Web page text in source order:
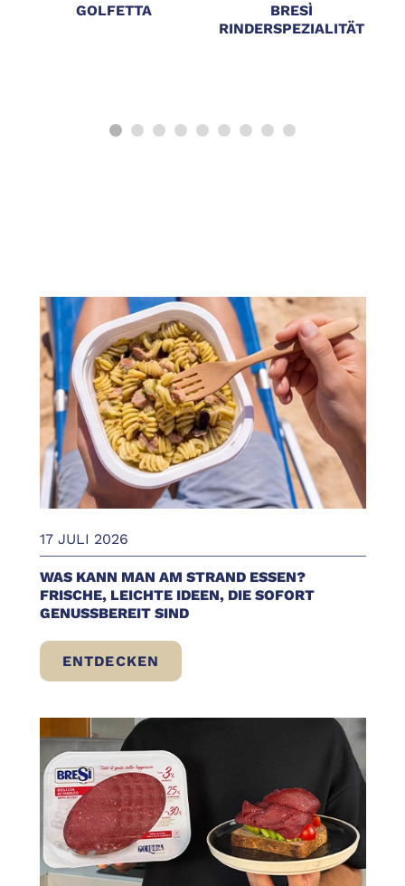
GOLFETTA
BRESÌ
RINDERSPEZIALITÄT
17 JULI 2026
WAS KANN MAN AM STRAND ESSEN?
FRISCHE, LEICHTE IDEEN, DIE SOFORT
GENUSSBEREIT SIND
ENTDECKEN
WAS KANN MAN AM STRAND ESSEN?